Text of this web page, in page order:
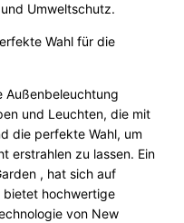
Umweltschutz.
Wahl für die
Außenbeleuchtung
und Leuchten, die mit
die perfekte Wahl, um
erstrahlen zu lassen. Ein
, hat sich auf
bietet hochwertige
von New